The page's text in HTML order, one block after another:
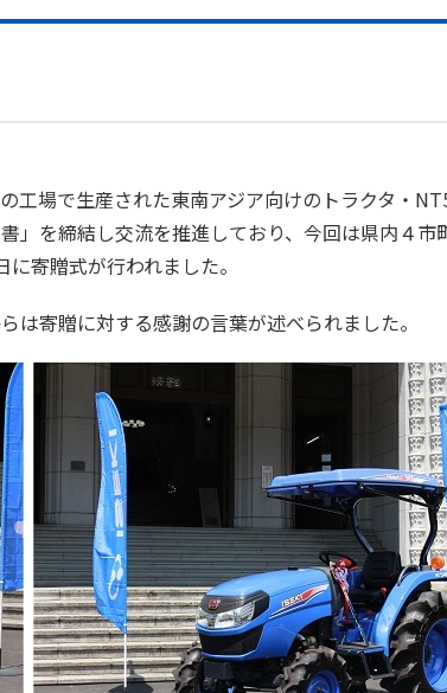
場で生産された東南アジア向けのトラクタ・
を締結し交流を推進しており、今回は県内４
寄贈式が行われました。
寄贈に対する感謝の言葉が述べられました。